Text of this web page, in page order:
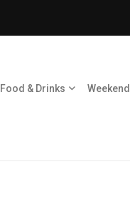
Food & Drinks Weekend